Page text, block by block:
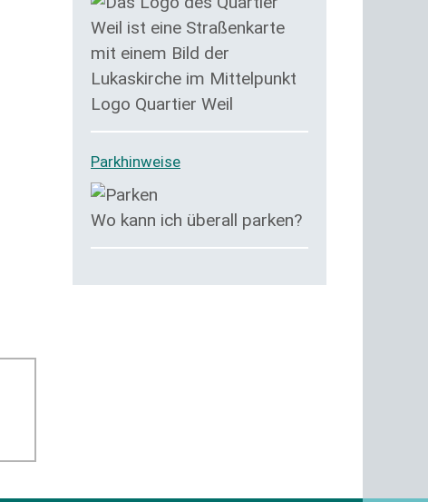
Logo Quartier Weil
Parkhinweise
Wo kann ich überall parken?